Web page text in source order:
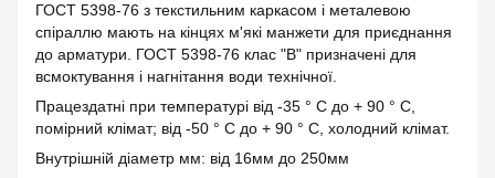
ГОСТ 5398-76 з текстильним каркасом і металевою
спіраллю мають на кінцях м'які манжети для приєднання
до арматури. ГОСТ 5398-76 клас "В" призначені для
всмоктування і нагнітання води технічної.
Працездатні при температурі від -35 ° С до + 90 ° С,
помірний клімат; від -50 ° С до + 90 ° С, холодний клімат.
Внутрішній діаметр мм: від 16мм до 250мм